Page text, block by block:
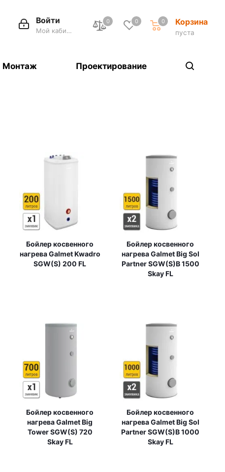
0 0 Корзина
пуста
0
Войти
Мой кабинет
Монтаж Проектирование
Бойлер косвенного
нагрева Galmet Kwadro
SGW(S) 200 FL
Бойлер косвенного
нагрева Galmet Big Sol
Partner SGW(S)B 1500
Skay FL
Бойлер косвенного
нагрева Galmet Big
Tower SGW(S) 720
Skay FL
Бойлер косвенного
нагрева Galmet Big Sol
Partner SGW(S)B 1000
Skay FL